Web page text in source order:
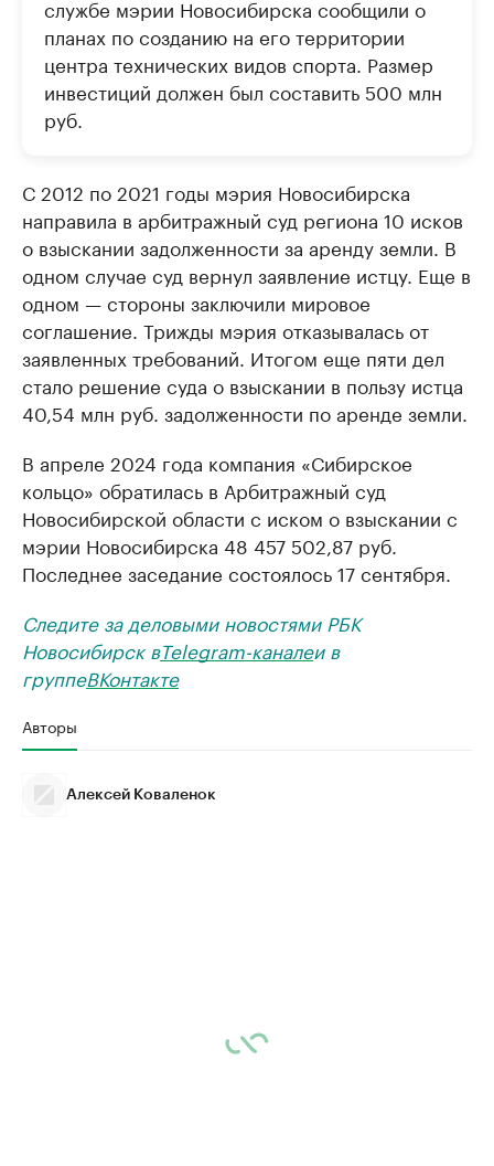
службе мэрии Новосибирска сообщили о
планах по созданию на его территории
центра технических видов спорта. Размер
инвестиций должен был составить 500 млн
руб.
С 2012 по 2021 годы мэрия Новосибирска
направила в арбитражный суд региона 10 исков
о взыскании задолженности за аренду земли. В
одном случае суд вернул заявление истцу. Еще в
одном — стороны заключили мировое
соглашение. Трижды мэрия отказывалась от
заявленных требований. Итогом еще пяти дел
стало решение суда о взыскании в пользу истца
40,54 млн руб. задолженности по аренде земли.
В апреле 2024 года компания «Сибирское
кольцо» обратилась в Арбитражный суд
Новосибирской области с иском о взыскании с
мэрии Новосибирска 48 457 502,87 руб.
Последнее заседание состоялось 17 сентября.
Следите за деловыми новостями РБК
Новосибирск вTelegram-каналеи в
группеВКонтакте
Авторы
Алексей Коваленок